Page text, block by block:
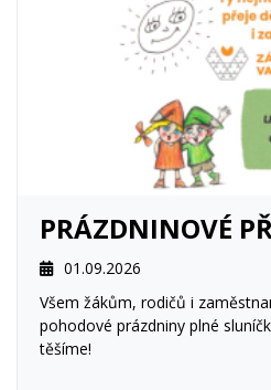
PRÁZDNINOVÉ
01.09.2026
Všem žákům, rodičů i zaměstnancům školy přejeme
pohodové prázdniny plné
těšíme!